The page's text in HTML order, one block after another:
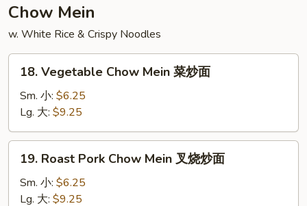
飯
Chow Mein
w. White Rice & Crispy Noodles
18.
Vegetable
Chow
Mein
菜
炒
18. Vegetable Chow Mein 菜炒面
Sm. 小: $6.25
Lg. 大: $9.25
19.
Roast
Pork
Chow
19. Roast Pork Chow Mein 叉烧炒面
Sm. 小: $6.25
Lg. 大: $9.25